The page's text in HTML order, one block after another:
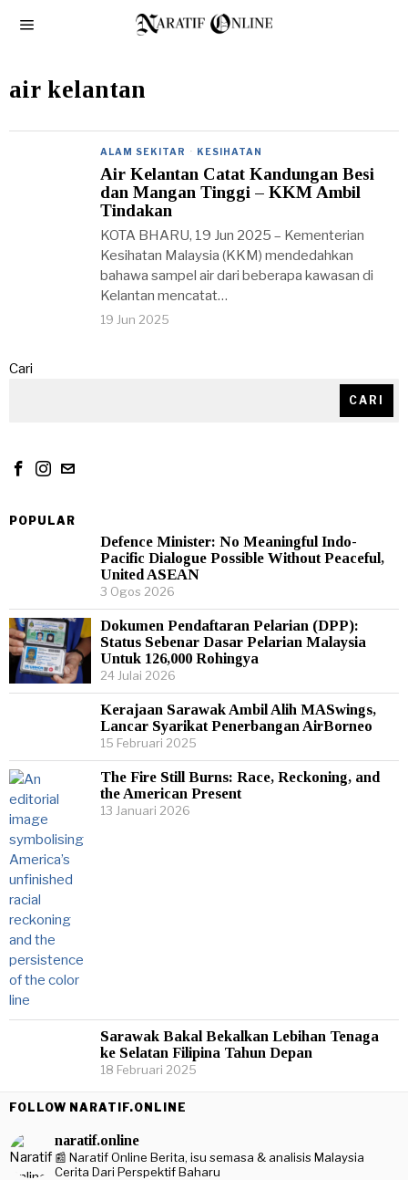
air kelantan
ALAM SEKITAR · KESIHATAN
Air Kelantan Catat Kandungan Besi
dan Mangan Tinggi – KKM Ambil
Tindakan
KOTA BHARU, 19 Jun 2025 – Kementerian
Kesihatan Malaysia (KKM) mendedahkan
bahawa sampel air dari beberapa kawasan di
Kelantan mencatat…
19 Jun 2025
Cari
CARI
POPULAR
Defence Minister: No Meaningful Indo-
Pacific Dialogue Possible Without Peaceful,
United ASEAN
3 Ogos 2026
Dokumen Pendaftaran Pelarian (DPP):
Status Sebenar Dasar Pelarian Malaysia
Untuk 126,000 Rohingya
24 Julai 2026
Kerajaan Sarawak Ambil Alih MASwings,
Lancar Syarikat Penerbangan AirBorneo
15 Februari 2025
The Fire Still Burns: Race, Reckoning, and
the American Present
13 Januari 2026
Sarawak Bakal Bekalkan Lebihan Tenaga
ke Selatan Filipina Tahun Depan
18 Februari 2025
FOLLOW NARATIF.ONLINE
naratif.online
📰 Naratif Online Berita, isu semasa & analisis Malaysia
Cerita Dari Perspektif Baharu